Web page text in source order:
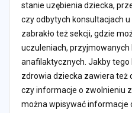
stanie uzębienia dziecka,
czy odbytych konsultacjach
zabrakło też sekcji, gdzie
uczuleniach, przyjmowanych
anafilaktycznych. Jakby tego
zdrowia dziecka zawiera też
czy informacje o zwolnieniu
można wpisywać informacje